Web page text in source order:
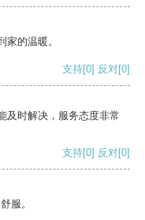
的温暖。
支持[0] 反对[0]
及时解决，服务态度非常
支持[0] 反对[0]
服。